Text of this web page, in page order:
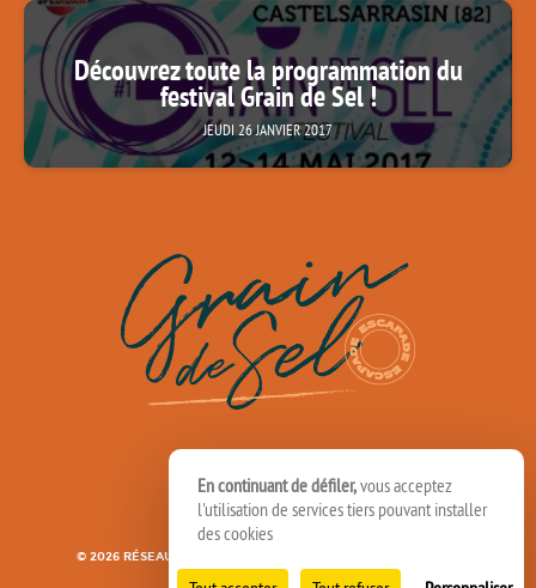
Découvrez toute la programmation du
festival Grain de Sel !
JEUDI 26 JANVIER 2017
© 2026 RÉSEAU SPEDIDAM
En continuant de défiler,vous acceptez
l'utilisation de services tiers pouvant installer
des cookies